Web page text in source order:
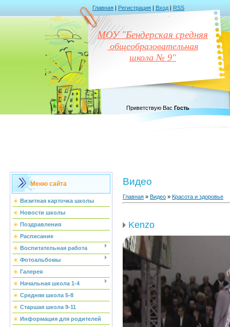
Главная | Регистрация | Вход | RSS
МОУ "Бендерская средняя
общеобразовательная
школа № 9"
Приветствую Вас Гость
Меню сайта
Визитная карточка школы
Новости школы
Поздравления
Расписание
Воспитательная работа
Фотоальбомы
Галерея
Начальная школа 1-4
Средняя школа 5-8
Старшая школа 9-11
Информация для родителей
Видео
Главная » Видео » Красота и здоровье
Kenzo